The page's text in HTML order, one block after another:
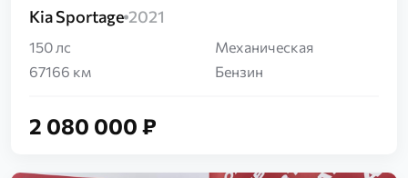
Kia Sportage 2021
150 лс
Механическая
67166 км
Бензин
2 080 000 ₽